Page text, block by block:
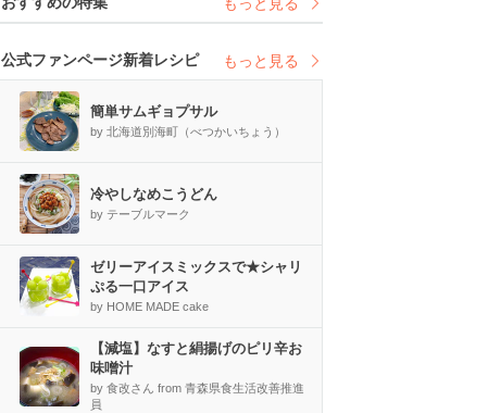
公式ファンページ新着レシピ もっと見る
簡単サムギョプサル
by 北海道別海町（べつかいちょう）
冷やしなめこうどん
by テーブルマーク
ゼリーアイスミックスで★シャリ
ぷる一口アイス
by HOME MADE cake
【減塩】なすと絹揚げのピリ辛お
味噌汁
by 食改さん from 青森県食生活改善推進
員